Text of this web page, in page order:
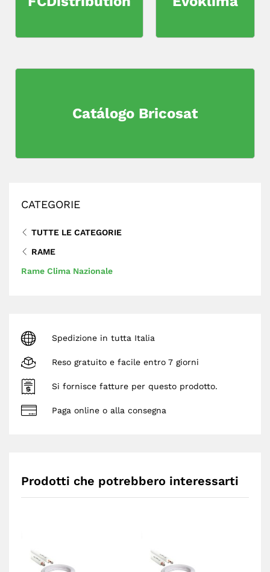
Catálogo Bricosat
CATEGORIE
TUTTE LE CATEGORIE
RAME
Rame Clima Nazionale
Spedizione in tutta Italia
Reso gratuito e facile entro 7 giorni
Si fornisce fatture per questo prodotto.
Paga online o alla consegna
Prodotti che potrebbero interessarti